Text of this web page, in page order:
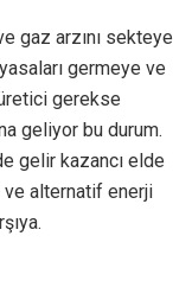
gaz arzını sekteye
germeye ve
gerekse
geliyor bu durum.
gelir kazancı elde
alternatif enerji